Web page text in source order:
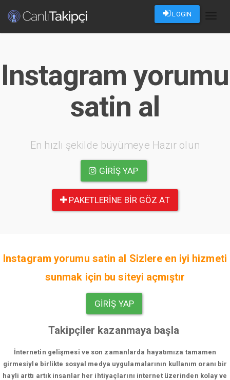
LOGIN
Instagram yorumu
satin al
En hızlı şekilde büyümeye Hazır olun
GIRIŞ YAP
PAKETLERINE BIR GÖZ AT
Instagram yorumu satin al Sizlere en iyi hizmeti
sunmak için bu siteyi açmıştır
GIRIŞ YAP
Takipçiler kazanmaya başla
İnternetin gelişmesi ve son zamanlarda hayatımıza tamamen
girmesiyle birlikte sosyal medya uygulamalarının kullanım oranı bir
hayli arttı artık insanlar her ihtiyaçlarını internet üzerinden kolay ve